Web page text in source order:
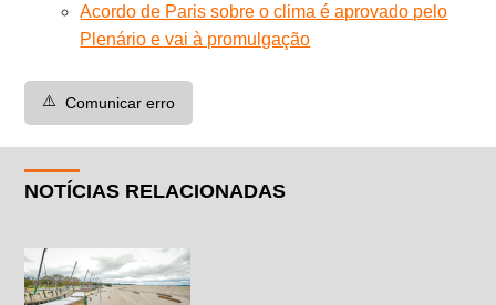
Acordo de Paris sobre o clima é aprovado pelo
Plenário e vai à promulgação
⚠️ Comunicar erro
NOTÍCIAS RELACIONADAS